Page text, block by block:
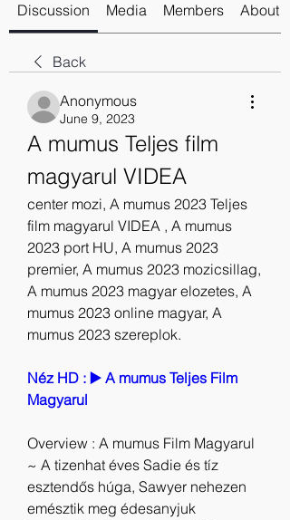
Discussion Media Members About
Back
Anonymous
June 9, 2023
A mumus Teljes film
magyarul VIDEA
center mozi, A mumus 2023 Teljes
film magyarul VIDEA , A mumus
2023 port HU, A mumus 2023
premier, A mumus 2023 mozicsillag,
A mumus 2023 magyar elozetes, A
mumus 2023 online magyar, A
mumus 2023 szereplok.
Néz HD : ▶️ A mumus Teljes Film
Magyarul
Overview : A mumus Film Magyarul
~ A tizenhat éves Sadie és tíz
esztendős húga, Sawyer nehezen
emésztik meg édesanyjuk